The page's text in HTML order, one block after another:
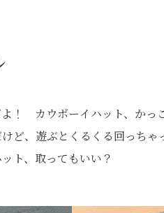
！ カウボーイハット、かっ
ど、遊ぶとくるくる回っち
ト、取ってもいい？